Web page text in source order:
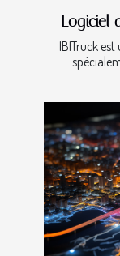
Logiciel
IBITruck